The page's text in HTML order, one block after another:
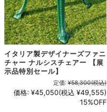
イタリア製デザイナーズファニ
チャー ナルシスチェアー 【展
示品特別セール】
定価: ¥58,300(税込)
価格: ¥45,050(税込 ¥49,555)
15%OFF